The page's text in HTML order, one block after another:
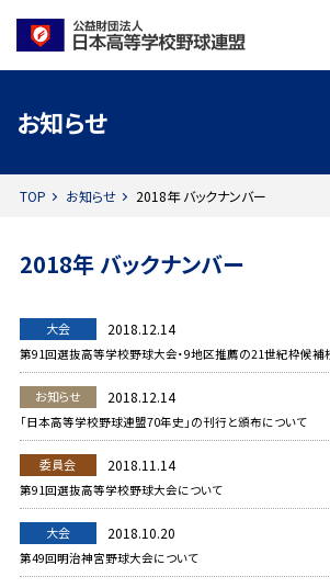
お知らせ
TOP お知らせ 2018年 バックナンバー
2018年 バックナンバー
大会 2018.12.14
第91回選抜高等学校野球大会・9地区推薦の21世紀枠候補
お知らせ 2018.12.14
「日本高等学校野球連盟70年史」の刊行と頒布について
委員会 2018.11.14
第91回選抜高等学校野球大会について
大会 2018.10.20
第49回明治神宮野球大会について